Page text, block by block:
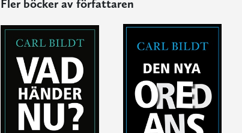
Fler böcker av författaren